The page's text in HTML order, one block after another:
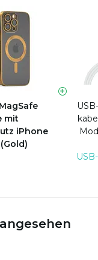
mit
iPhone